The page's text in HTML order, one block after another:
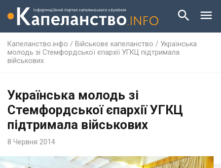
Капеланство.інфо / Військове капеланство / Українська
молодь зі Стемфордської єпархії УГКЦ підтримала
військових
Українська молодь зі
Стемфордської єпархії УГКЦ
підтримала військових
8 Червня 2014